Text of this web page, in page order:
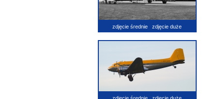
zdjęcie średnie zdjęcie duże